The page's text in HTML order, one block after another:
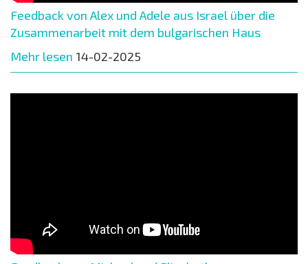
Feedback von Alex und Adele aus Israel über die
Zusammenarbeit mit dem bulgarischen Haus
Mehr lesen 14-02-2025